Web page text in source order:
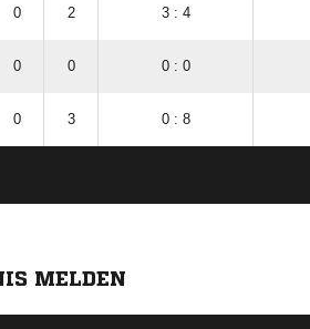
0 2 3 : 4
0 0 0 : 0
0 3 0 : 8
MELDEN